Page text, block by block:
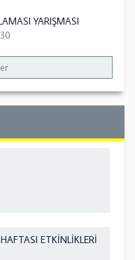
YARIŞMASI
ETKİNLİKLERİ